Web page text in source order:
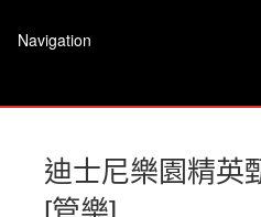
迪士尼樂園精英